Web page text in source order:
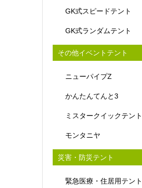
GK式スピードテント
GK式ランダムテント
その他イベントテント
ニューパイプZ
かんたんてんと3
ミスタークイックテント
モンタニヤ
災害・防災テント
緊急医療・住居用テント